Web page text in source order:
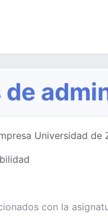
Universidad de
con la